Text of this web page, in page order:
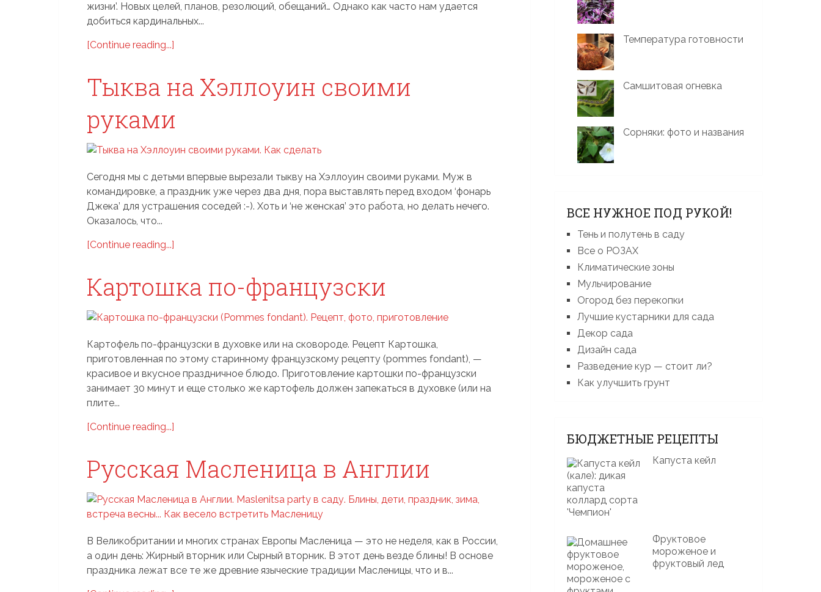
жизни’. Новых целей, планов, резолюций, обещаний… Однако как часто нам удается
добиться кардинальных...
[Continue reading...]
Тыква на Хэллоуин своими
руками
Сегодня мы с детьми впервые вырезали тыкву на Хэллоуин своими руками. Муж в
командировке, а праздник уже через два дня, пора выставлять перед входом ‘фонарь
Джека’ для устрашения соседей :-). Хоть и ‘не женская’ это работа, но делать нечего.
Оказалось, что...
[Continue reading...]
Картошка по-французски
Картофель по-французски в духовке или на сковороде. Рецепт Картошка,
приготовленная по этому старинному французскому рецепту (pommes fondant), —
красивое и вкусное праздничное блюдо. Приготовление картошки по-французски
занимает 30 минут и еще столько же картофель должен запекаться в духовке (или на
плите...
[Continue reading...]
Русская Масленица в Англии
В Великобритании и многих странах Европы Масленица — это не неделя, как в России,
а один день: Жирный вторник или Сырный вторник. В этот день везде блины! В основе
праздника лежат все те же древние языческие традиции Масленицы, что и в...
Температура готовности
Самшитовая огневка
Сорняки: фото и названия
ВСЕ НУЖНОЕ ПОД РУКОЙ!
Тень и полутень в саду
Все о РОЗАХ
Климатические зоны
Мульчирование
Огород без перекопки
Лучшие кустарники для сада
Декор сада
Дизайн сада
Разведение кур — стоит ли?
Как улучшить грунт
БЮДЖЕТНЫЕ РЕЦЕПТЫ
Капуста кейл
Фруктовое
мороженое и
фруктовый лед